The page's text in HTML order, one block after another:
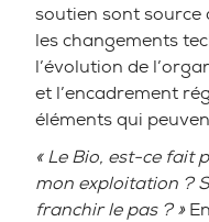
soutien sont source
les changements
l’évolution de
et l’encadrement
éléments qui
« Le Bio, est-ce fait
mon exploitation ?
franchir le pas ? »